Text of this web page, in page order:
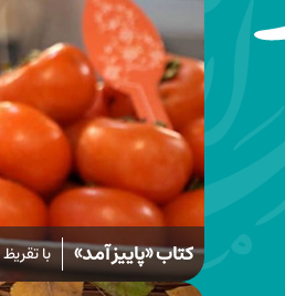
کتاب «پاییز آمد» با